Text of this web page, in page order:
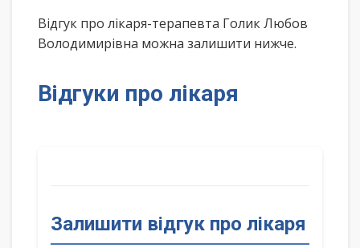
Відгук про лікаря-терапевта Голик Любов
Володимирівна можна залишити нижче.
Відгуки про лікаря
Залишити відгук про лікаря